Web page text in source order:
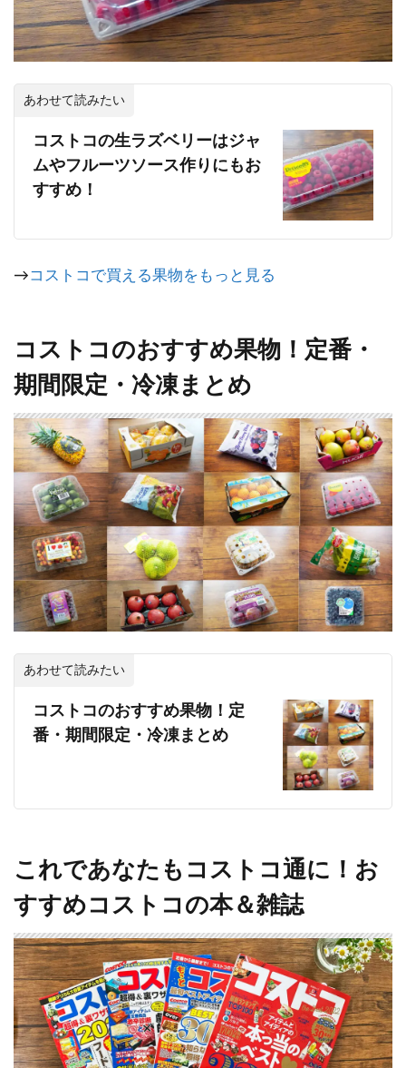
あわせて読みたい
コストコの生ラズベリーはジャ
ムやフルーツソース作りにもお
すすめ！
→コストコで買える果物をもっと見る
コストコのおすすめ果物！定番・
期間限定・冷凍まとめ
あわせて読みたい
コストコのおすすめ果物！定
番・期間限定・冷凍まとめ
これであなたもコストコ通に！お
すすめコストコの本＆雑誌